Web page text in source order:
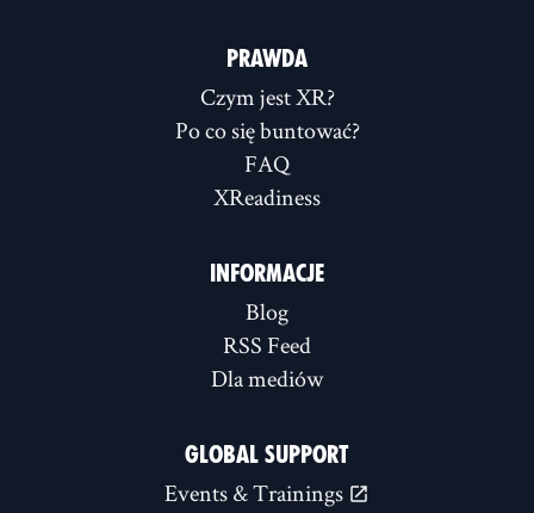
PRAWDA
Czym jest XR?
Po co się buntować?
FAQ
XReadiness
INFORMACJE
Blog
RSS Feed
Dla mediów
GLOBAL SUPPORT
Events & Trainings